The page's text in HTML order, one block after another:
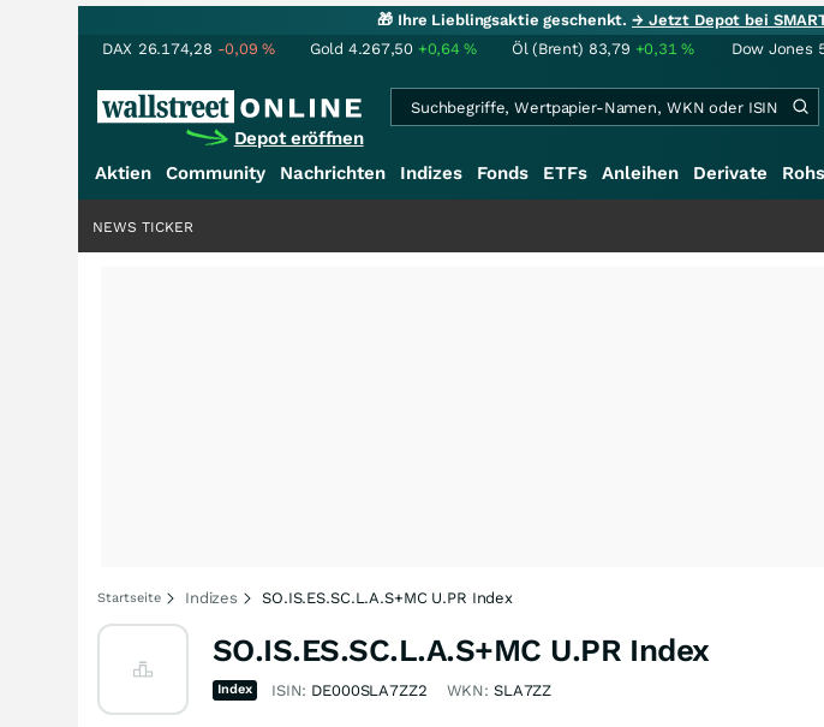
🎁 Ihre Lieblingsaktie geschenkt.→ Jetzt Depot bei
DAX 26.174,28 -0,09% Gold 4.267,50 +0,64% Öl (Brent) 83,79 +0,31% Dow Jones
Depot eröffnen
Aktien Community Nachrichten Indizes Fonds ETFs Anleihen Derivate
NEWS TICKER
Startseite Indizes SO.IS.ES.SC.L.A.S+MC U.PR Index
SO.IS.ES.SC.L.A.S+MC U.PR Index
Index ISIN: DE000SLA7ZZ2 WKN: SLA7ZZ